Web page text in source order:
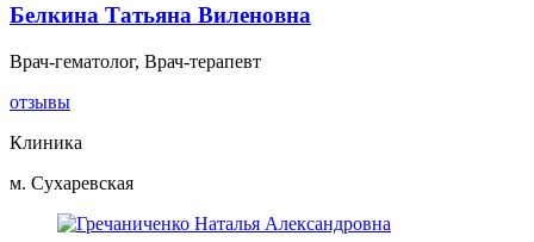
Белкина Татьяна Виленовна
Врач-гематолог, Врач-терапевт
отзывы
Клиника
м. Сухаревская